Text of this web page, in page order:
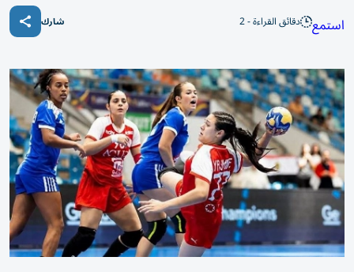
استمع دقائق القراءة - 2 شارك